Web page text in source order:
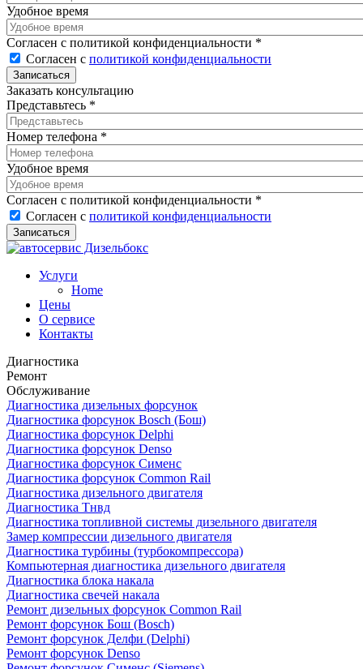
Удобное время
Согласен с политикой конфиденциальности *
Согласен с политикой конфиденциальности
Заказать консультацию
Представьтесь *
Номер телефона *
Удобное время
Согласен с политикой конфиденциальности *
Согласен с политикой конфиденциальности
Услуги
Home
Цены
О сервисе
Контакты
Диагностика
Ремонт
Обслуживание
Диагностика дизельных форсунок
Диагностика форсунок Bosch (Бош)
Диагностика форсунок Delphi
Диагностика форсунок Denso
Диагностика форсунок Сименс
Диагностика форсунок Common Rail
Диагностика дизельного двигателя
Диагностика Тнвд
Диагностика топливной системы дизельного двигателя
Замер компрессии дизельного двигателя
Диагностика турбины (турбокомпрессора)
Компьютерная диагностика дизельного двигателя
Диагностика блока накала
Диагностика свечей накала
Ремонт дизельных форсунок Common Rail
Ремонт форсунок Бош (Bosch)
Ремонт форсунок Делфи (Delphi)
Ремонт форсунок Denso